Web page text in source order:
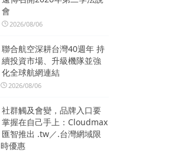
會
2026/08/06
聯合航空深耕台灣40週年 持
續投資市場、升級機隊並強
化全球航網連結
2026/08/06
社群觸及會變，品牌入口要
掌握在自己手上：Cloudmax
匯智推出 .tw／.台灣網域限
時優惠